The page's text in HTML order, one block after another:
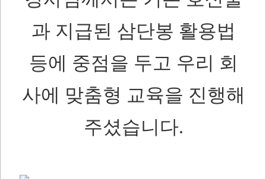
과 지급된 삼단봉 활용법
등에 중점을 두고 우리 회
사에 맞춤형 교육을 진행해
주셨습니다.